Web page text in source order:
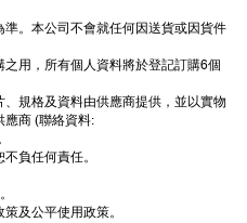
。本公司不會就任何因送貨或因貨件
用，所有個人資料將於登記訂購6個
規格及資料由供應商提供，並以實物
應商 (聯絡資料:
負任何責任。
。
及公平使用政策。